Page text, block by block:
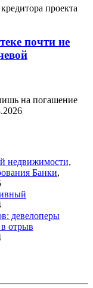
проекта
почти не
на погашение
недвижимости,
Банки,
девелоперы
отрыв